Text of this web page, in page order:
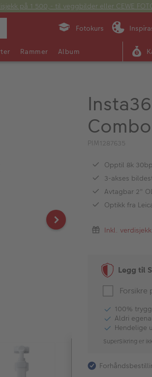
på 1 500,- til veggbilder eller CEWE
Fotokurs
Rammer Album
PIM1287635
Opptil 8k
3-akses
Avtagbar 2"
Optikk fra
Inkl.
Legg til
Forsikre
100%
Aldri
Hendelige
SuperSikring er